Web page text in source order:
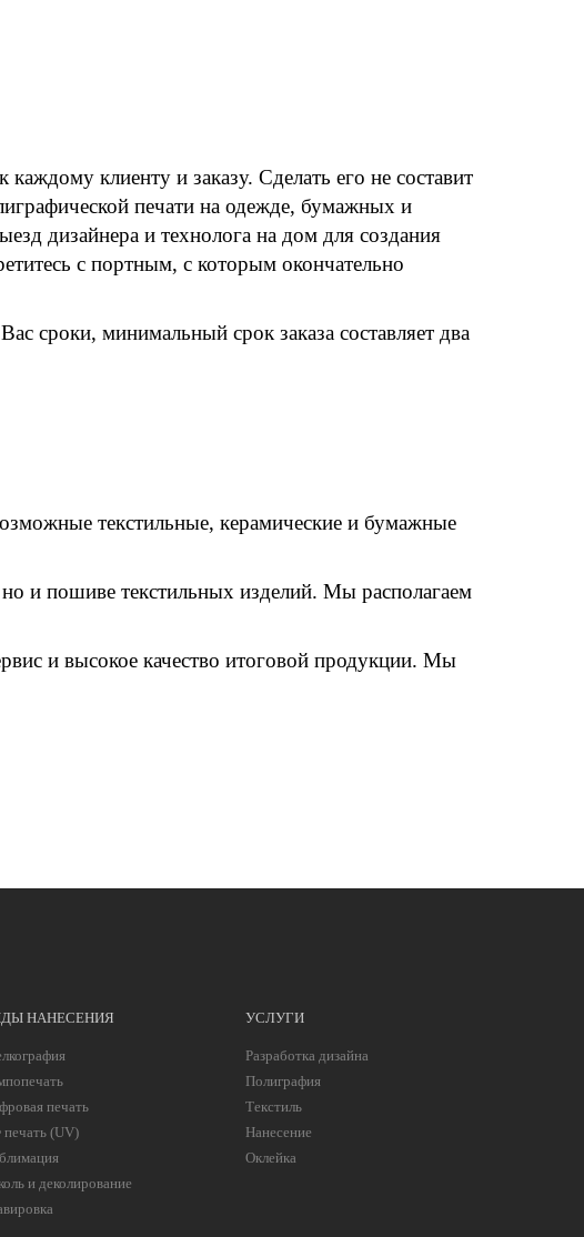
клиенту и заказу. Сделать его не составит
печати на одежде, бумажных и
дизайнера и технолога на дом для создания
с портным, с которым окончательно
сроки, минимальный срок заказа составляет два
текстильные, керамические и бумажные
и пошиве текстильных изделий. Мы располагаем
и высокое качество итоговой продукции. Мы
НАНЕСЕНИЯ
печать
(UV)
и деколирование
УСЛУГИ
Разработка дизайна
Полиграфия
Текстиль
Нанесение
Оклейка